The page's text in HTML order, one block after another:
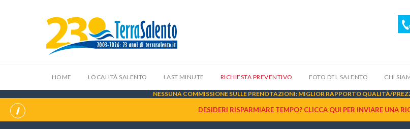
HOME LOCALITÀ SALENTO LAST MINUTE RICHIESTA PREVENTIVO FOTO DEL SALENTO CHI
NESSUNA COMMISSIONE SULLE PRENOTAZIONI: MIGLIOR RAPPORTO QUALITÀ/
DESIDERI RISPARMIARE TEMPO? CLICCA QUI PER INVIARE UNA